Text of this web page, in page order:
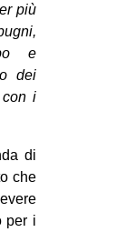
più
e
dei
con i
di
che
per i